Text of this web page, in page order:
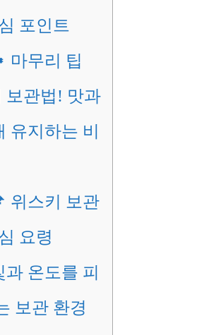
포인트
마무리 팁
보관법! 맛과
유지하는 비
위스키 보관
요령
과 온도를 피
보관 환경